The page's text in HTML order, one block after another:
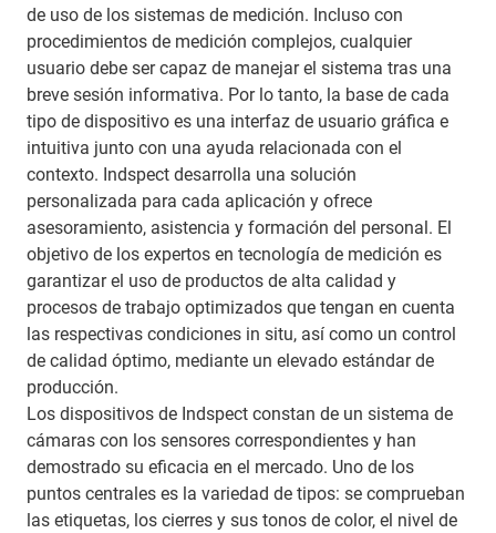
de uso de los sistemas de medición. Incluso con
procedimientos de medición complejos, cualquier
usuario debe ser capaz de manejar el sistema tras una
breve sesión informativa. Por lo tanto, la base de cada
tipo de dispositivo es una interfaz de usuario gráfica e
intuitiva junto con una ayuda relacionada con el
contexto. Indspect desarrolla una solución
personalizada para cada aplicación y ofrece
asesoramiento, asistencia y formación del personal. El
objetivo de los expertos en tecnología de medición es
garantizar el uso de productos de alta calidad y
procesos de trabajo optimizados que tengan en cuenta
las respectivas condiciones in situ, así como un control
de calidad óptimo, mediante un elevado estándar de
producción.
Los dispositivos de Indspect constan de un sistema de
cámaras con los sensores correspondientes y han
demostrado su eficacia en el mercado. Uno de los
puntos centrales es la variedad de tipos: se comprueban
las etiquetas, los cierres y sus tonos de color, el nivel de